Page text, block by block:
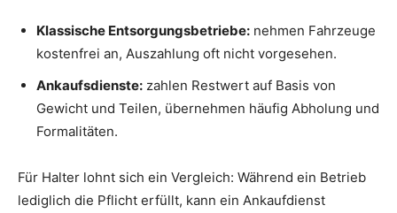
Klassische Entsorgungsbetriebe: nehmen Fahrzeuge
kostenfrei an, Auszahlung oft nicht vorgesehen.
Ankaufsdienste: zahlen Restwert auf Basis von
Gewicht und Teilen, übernehmen häufig Abholung und
Formalitäten.
Für Halter lohnt sich ein Vergleich: Während ein Betrieb
lediglich die Pflicht erfüllt, kann ein Ankaufdienst